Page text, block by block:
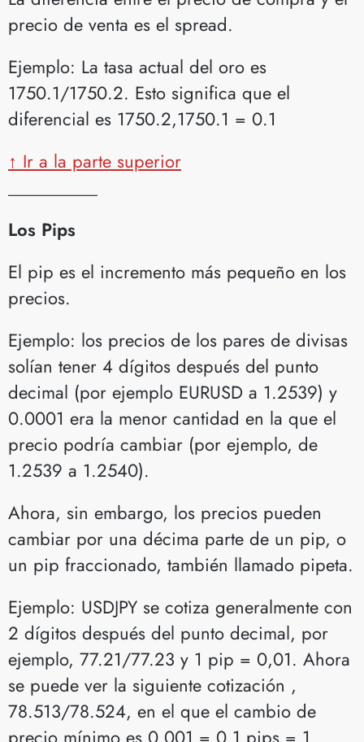
precio de venta es el spread.
Ejemplo: La tasa actual del oro es
1750.1/1750.2. Esto significa que el
diferencial es 1750.2,1750.1 = 0.1
↑ Ir a la parte superior
Los Pips
El pip es el incremento más pequeño en los
precios.
Ejemplo: los precios de los pares de divisas
solían tener 4 dígitos después del punto
decimal (por ejemplo EURUSD a 1.2539) y
0.0001 era la menor cantidad en la que el
precio podría cambiar (por ejemplo, de
1.2539 a 1.2540).
Ahora, sin embargo, los precios pueden
cambiar por una décima parte de un pip, o
un pip fraccionado, también llamado pipeta.
Ejemplo: USDJPY se cotiza generalmente con
2 dígitos después del punto decimal, por
ejemplo, 77.21/77.23 y 1 pip = 0,01. Ahora
se puede ver la siguiente cotización ,
78.513/78.524, en el que el cambio de
precio mínimo es 0.001 = 0.1 pips = 1